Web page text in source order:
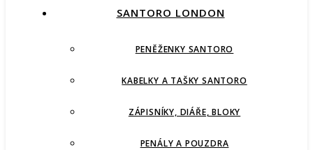
SANTORO LONDON
PENĚŽENKY SANTORO
KABELKY A TAŠKY SANTORO
ZÁPISNÍKY, DIÁŘE, BLOKY
PENÁLY A POUZDRA